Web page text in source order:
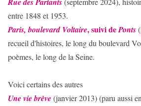
entre 1848 et 1953.
Paris, boulevard Voltaire, suivi dePonts
recueil d'histoires, le long du boulevard
poèmes, le long de la Seine.
Voici certains des autres
Une vie brève(janvier 2013) (paru aussi